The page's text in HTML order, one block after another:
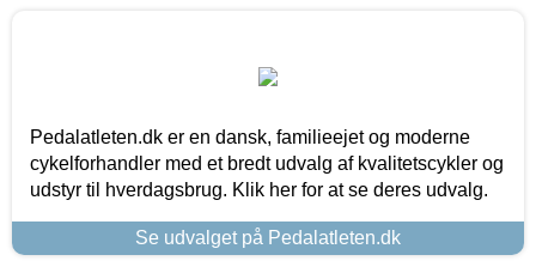
Pedalatleten.dk er en dansk, familieejet og moderne
cykelforhandler med et bredt udvalg af kvalitetscykler og
udstyr til hverdagsbrug. Klik her for at se deres udvalg.
Se udvalget på Pedalatleten.dk